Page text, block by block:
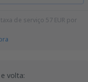
de serviço 57 EUR por
volta: